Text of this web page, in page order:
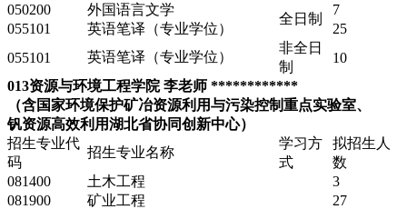
050200
外国语言文学
全日制
7
055101
英语笔译（专业学位）
25
055101
英语笔译（专业学位）
非全日
制
10
013资源与环境工程学院 李老师 ************
（含国家环境保护矿冶资源利用与污染控制重点实验室、
钒资源高效利用湖北省协同创新中心）
招生专业代
码
招生专业名称
学习方
式
拟招生人
数
081400
土木工程
3
081900
矿业工程
27